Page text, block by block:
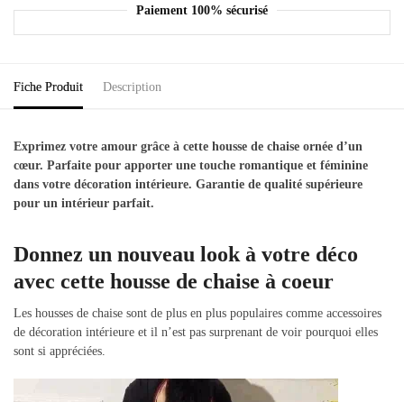
Paiement 100% sécurisé
Fiche Produit Description
Exprimez votre amour grâce à cette housse de chaise ornée d’un
cœur. Parfaite pour apporter une touche romantique et féminine
dans votre décoration intérieure. Garantie de qualité supérieure
pour un intérieur parfait.
Donnez un nouveau look à votre déco
avec cette housse de chaise à coeur
Les housses de chaise sont de plus en plus populaires comme accessoires
de décoration intérieure et il n’est pas surprenant de voir pourquoi elles
sont si appréciées.